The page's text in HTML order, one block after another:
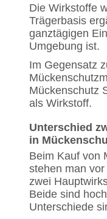
Die Wirkstoffe
Trägerbasis
ganztägigen
Umgebung ist.
Im Gegensatz
Mückenschutz
als Wirkstoff.
Unterschied
in
Beim Kauf von
stehen man
zwei
Beide sind
Unterschiede